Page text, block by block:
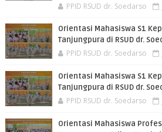
PPID RSUD dr. Soedarso
Orientasi Mahasiswa S1
Tanjungpura di RSUD dr.
PPID RSUD dr. Soedarso
Orientasi Mahasiswa S1
Tanjungpura di RSUD dr.
PPID RSUD dr. Soedarso
Orientasi Mahasiswa